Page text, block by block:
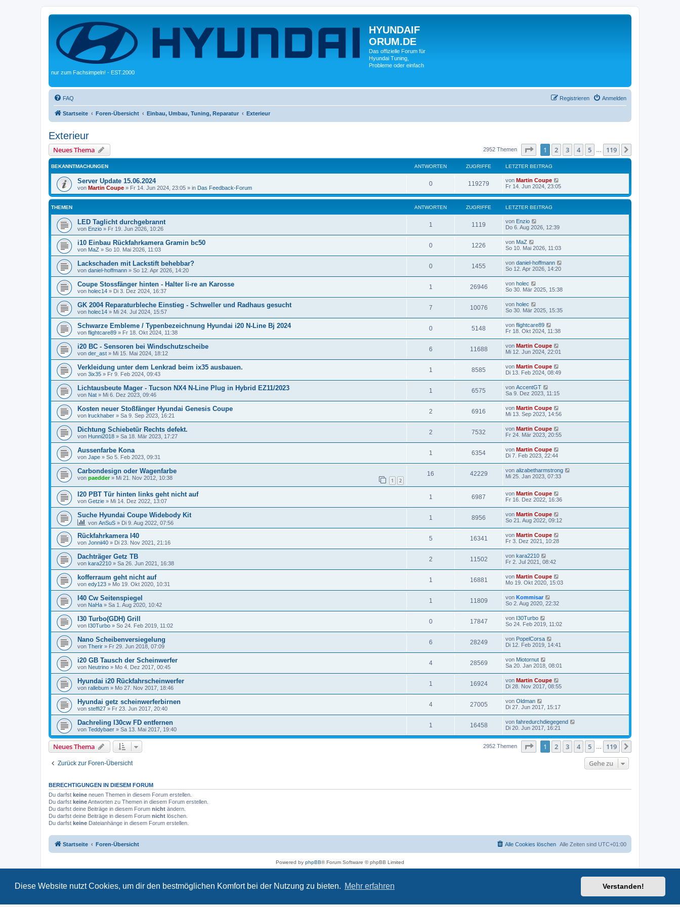
Diese Website nutzt Cookies, um dir den bestmöglichen Komfort bei der Nutzung zu bieten. Mehr erfahren Verstanden!
HYUNDAIF
ORUM.DE
Das offizielle Forum für
Hyundai Tuning,
Probleme oder einfach
nur zum Fachsimpeln! - EST.2000
FAQ Anmelden
Registrieren
Startseite Foren-Übersicht Einbau, Umbau, Tuning, Reparatur Exterieur
Exterieur
Neues Thema 2952 Themen Seite von119
1 2 3 4 5 119
BEKANNTMACHUNGEN ANTWORTEN ZUGRIFFE LETZTER BEITRAG
Server Update 15.06.2024
von Martin Coupe » Fr 14. Jun 2024, 23:05 » in Das Feedback-Forum
0 119279 von Martin Coupe
Fr 14. Jun 2024, 23:05
THEMEN ANTWORTEN ZUGRIFFE LETZTER BEITRAG
LED Taglicht durchgebrannt
von Enzio » Fr 19. Jun 2026, 10:26
1 1119 von Enzio
Do 6. Aug 2026, 12:39
i10 Einbau Rückfahrkamera Gramin bc50
von MaZ » So 10. Mai 2026, 11:03
0 1226 von MaZ
So 10. Mai 2026, 11:03
Lackschaden mit Lackstift behebbar?
von daniel-hoffmann » So 12. Apr 2026, 14:20
0 1455 von daniel-hoffmann
So 12. Apr 2026, 14:20
Coupe Stossfänger hinten - Halter li-re an Karosse
von holec14 » Di 3. Dez 2024, 16:37
1 26946 von holec
So 30. Mär 2025, 15:38
GK 2004 Reparaturbleche Einstieg - Schweller und Radhaus gesucht
von holec14 » Mi 24. Jul 2024, 15:57
7 10076 von holec
So 30. Mär 2025, 15:35
Schwarze Embleme / Typenbezeichnung Hyundai i20 N-Line Bj 2024
von flightcare89 » Fr 18. Okt 2024, 11:38
0 5148 von flightcare89
Fr 18. Okt 2024, 11:38
i20 BC - Sensoren bei Windschutzscheibe
von der_ast » Mi 15. Mai 2024, 18:12
6 11688 von Martin Coupe
Mi 12. Jun 2024, 22:01
Verkleidung unter dem Lenkrad beim ix35 ausbauen.
von 3ix35 » Fr 9. Feb 2024, 09:43
1 8585 von Martin Coupe
Di 13. Feb 2024, 08:49
Lichtausbeute Mager - Tucson NX4 N-Line Plug in Hybrid EZ11/2023
von Nat » Mi 6. Dez 2023, 09:46
1 6575 von AccentGT
Sa 9. Dez 2023, 11:15
Kosten neuer Stoßfänger Hyundai Genesis Coupe
von lruckhaber » Sa 9. Sep 2023, 16:21
2 6916 von Martin Coupe
Mi 13. Sep 2023, 14:56
Dichtung Schiebetür Rechts defekt.
von Hunni2018 » Sa 18. Mär 2023, 17:27
2 7532 von Martin Coupe
Fr 24. Mär 2023, 20:55
Aussenfarbe Kona
von Jape » So 5. Feb 2023, 09:31
1 6354 von Martin Coupe
Di 7. Feb 2023, 22:44
Carbondesign oder Wagenfarbe
von paedder» Mi 21. Nov 2012, 10:38 1 2
16 42229 von alizabetharmstrong
Mi 25. Jan 2023, 07:33
I20 PBT Tür hinten links geht nicht auf
von Getzie » Mi 14. Dez 2022, 13:07
1 6987 von Martin Coupe
Fr 16. Dez 2022, 16:36
Suche Hyundai Coupe Widebody Kit
von AnSuS » Di 9. Aug 2022, 07:56
1 8956 von Martin Coupe
So 21. Aug 2022, 09:12
Rückfahrkamera I40
von Jonnii40 » Di 23. Nov 2021, 21:16
5 16341 von Martin Coupe
Fr 3. Dez 2021, 10:28
Dachträger Getz TB
von kara2210 » Sa 26. Jun 2021, 16:38
2 11502 von kara2210
Fr 2. Jul 2021, 08:42
kofferraum geht nicht auf
von edy123 » Mo 19. Okt 2020, 10:31
1 16881 von Martin Coupe
Mo 19. Okt 2020, 15:03
I40 Cw Seitenspiegel
von NaHa » Sa 1. Aug 2020, 10:42
1 11809 von Kommisar
So 2. Aug 2020, 22:32
I30 Turbo(GDH) Grill
von I30Turbo » So 24. Feb 2019, 11:02
0 17847 von I30Turbo
So 24. Feb 2019, 11:02
Nano Scheibenversiegelung
von Therir » Fr 29. Jun 2018, 07:09
6 28249 von PopelCorsa
Di 12. Feb 2019, 14:41
i20 GB Tausch der Scheinwerfer
von Neutrino » Mo 4. Dez 2017, 00:45
4 28569 von Miotornut
Sa 20. Jan 2018, 08:01
Hyundai i20 Rückfahrscheinwerfer
von rallebum » Mo 27. Nov 2017, 18:46
1 16924 von Martin Coupe
Di 28. Nov 2017, 08:55
Hyundai getz scheinwerferbirnen
von steffi27 » Fr 23. Jun 2017, 20:40
4 27005 von Oldman
Di 27. Jun 2017, 15:17
Dachreling I30cw FD entfernen
von Teddybaer » Sa 13. Mai 2017, 19:40
1 16458 von fahredurchdiegegend
Di 20. Jun 2017, 16:21
Neues Thema 2952 Themen Seite von119
1 2 3 4 5 119
Zurück zur Foren-Übersicht Gehe zu
BERECHTIGUNGEN IN DIESEM FORUM
Du darfst keine neuen Themen in diesem Forum erstellen.
Du darfst keineAntworten zu Themen in diesem Forum erstellen.
Du darfst deine Beiträge in diesem Forum nicht ändern.
Du darfst deine Beiträge in diesem Forum nicht löschen.
Du darfst keine Dateianhänge in diesem Forum erstellen.
Startseite Foren-Übersicht Alle Zeiten sind UTC+01:00
Alle Cookies löschen
Powered by phpBB® Forum Software © phpBB Limited